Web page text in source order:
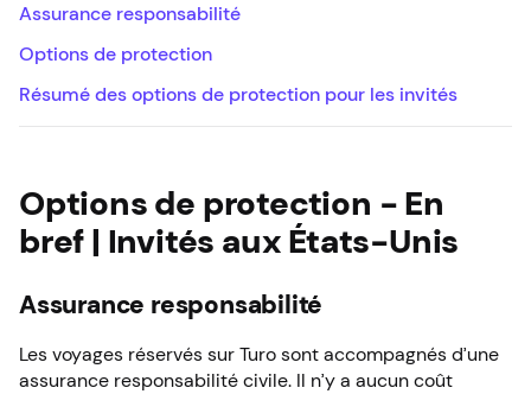
Options de protection - En
bref | Invités aux États-Unis
Assurance responsabilité
Les voyages réservés sur Turo sont accompagnés d’une
assurance responsabilité civile. Il n’y a aucun coût
Assurance responsabilité
Options de protection
Résumé des options de protection pour les invités